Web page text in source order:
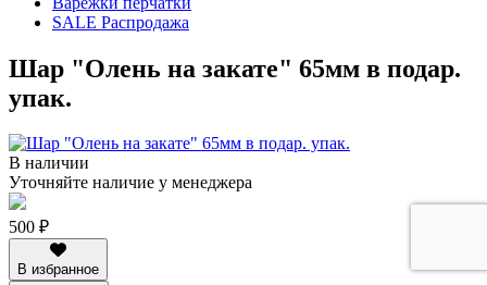
SALE Распродажа
Шар "Олень на закате" 65мм в подар.
упак.
В наличии
Уточняйте наличие у менеджера
500 ₽
В избранное